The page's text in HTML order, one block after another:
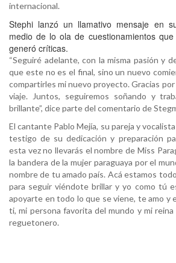
internacional.
Stephi lanzó un llamativo mensaje en
medio de lo ola de cuestionamientos
generó críticas.
“Seguiré adelante, con la misma pasión y
que este no es el final, sino un nuevo
compartirles mi nuevo proyecto. Gracias
viaje. Juntos, seguiremos soñando y
brillante”, dice parte del comentario de
El cantante Pablo Mejía, su pareja y
testigo de su dedicación y preparación
esta vez no llevarás el nombre de Miss
la bandera de la mujer paraguaya por el
nombre de tu amado país. Acá estamos
para seguir viéndote brillar y yo como tú
apoyarte en todo lo que se viene, te amo y
ti, mi persona favorita del mundo y mi reina
reguetonero.